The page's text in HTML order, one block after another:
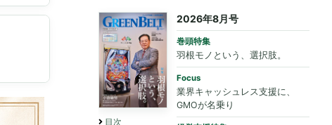
目次
2026年8月号
巻頭特集
羽根モノという、選択肢。
Focus
業界キャッシュレス支援に、
GMOが名乗り